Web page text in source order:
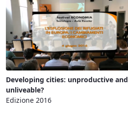
Developing cities: unproductive and
unliveable?
Edizione 2016